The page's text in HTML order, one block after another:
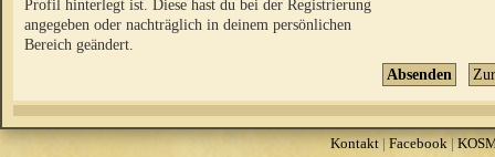
Profil hinterlegt ist. Diese hast du bei der Registrierung
angegeben oder nachträglich in deinem persönlichen
Bereich geändert.
Kontakt| Facebook |